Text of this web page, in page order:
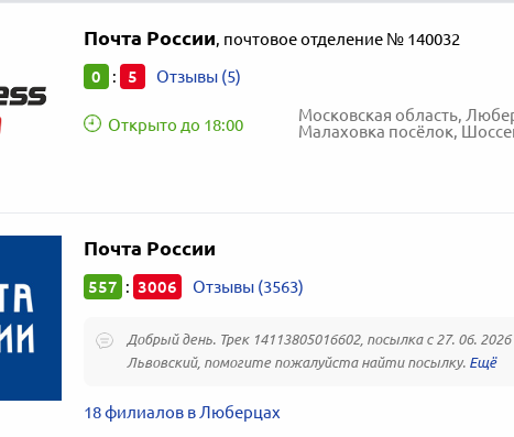
Почта России, почтовое отделение № 140032
0 : 5 Отзывы (5)
Открыто до 18:00
Московская область,
Малаховка посёлок,
Почта России
557 : 3006 Отзывы (3563)
Добрый день. Трек 14113805016602, посылка с 27. 06. 2026
Львовский, помогите пожалуйста найти посылку.
18 филиалов в Люберцах